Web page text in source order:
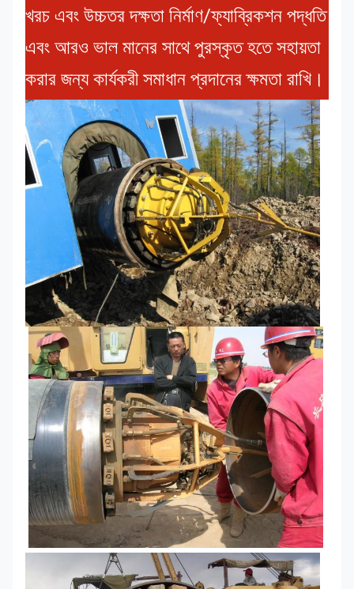
খরচ এবং উচ্চতর দক্ষতা নির্মাণ/ফ্যাব্রিকশন পদ্ধতি
এবং আরও ভাল মানের সাথে পুরস্কৃত হতে সহায়তা
করার জন্য কার্যকরী সমাধান প্রদানের ক্ষমতা রাখি।